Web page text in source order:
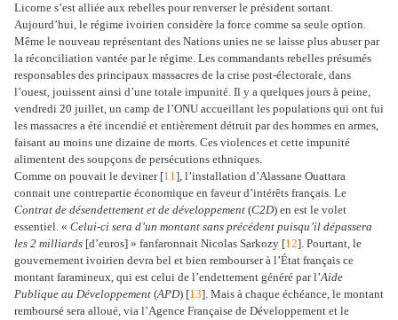
Licorne s’est alliée aux rebelles pour renverser le président sortant.
Aujourd’hui, le régime ivoirien considère la force comme sa seule option.
Même le nouveau représentant des Nations unies ne se laisse plus abuser par
la réconciliation vantée par le régime. Les commandants rebelles présumés
responsables des principaux massacres de la crise post-électorale, dans
l’ouest, jouissent ainsi d’une totale impunité. Il y a quelques jours à peine,
vendredi 20 juillet, un camp de l’ONU accueillant les populations qui ont fui
les massacres a été incendié et entièrement détruit par des hommes en armes,
faisant au moins une dizaine de morts. Ces violences et cette impunité
alimentent des soupçons de persécutions ethniques.
Comme on pouvait le deviner [11], l’installation d’Alassane Ouattara
connait une contrepartie économique en faveur d’intérêts français. Le
Contrat de désendettement et de développement (C2D) en est le volet
essentiel. « Celui-ci sera d’un montant sans précédent puisqu’il dépassera
les 2 milliards [d’euros] » fanfaronnait Nicolas Sarkozy [12]. Pourtant, le
gouvernement ivoirien devra bel et bien rembourser à l’État français ce
montant faramineux, qui est celui de l’endettement généré par l’Aide
Publique au Développement (APD) [13]. Mais à chaque échéance, le montant
remboursé sera alloué, via l’Agence Française de Développement et le